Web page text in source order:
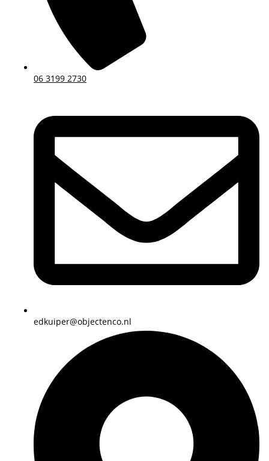
06 3199 2730
edkuiper@objectenco.nl